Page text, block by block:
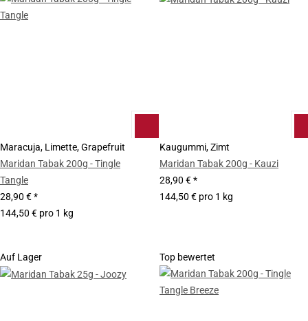
Maracuja, Limette, Grapefruit
Maridan Tabak 200g - Tingle
Tangle
28,90 €*
144,50 € pro 1 kg
Kaugummi, Zimt
Maridan Tabak 200g - Kauzi
28,90 €*
144,50 € pro 1 kg
Auf Lager Top bewertet